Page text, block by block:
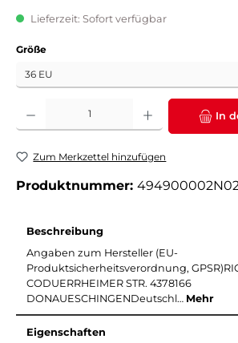
Lieferzeit: Sofort verfügbar
Größeauswählen
Produkt Anzahl: Gib den gewünschten Wert ein oder
In
Zum Merkzettel hinzufügen
Produktnummer:
Beschreibung
Angaben zum Hersteller (EU-
Produktsicherheitsverordnung,
CODUERRHEIMER STR. 4378166
DONAUESCHINGENDeutschl… Mehr
Eigenschaften